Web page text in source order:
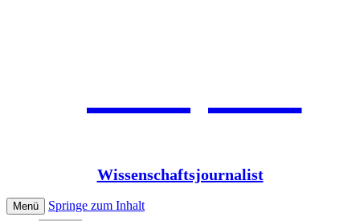
Jean Pütz
Wissenschaftsjournalist
Menü Springe zum Inhalt